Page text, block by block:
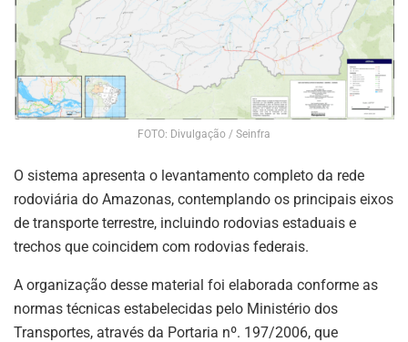
FOTO: Divulgação / Seinfra
O sistema apresenta o levantamento completo da rede
rodoviária do Amazonas, contemplando os principais eixos
de transporte terrestre, incluindo rodovias estaduais e
trechos que coincidem com rodovias federais.
A organização desse material foi elaborada conforme as
normas técnicas estabelecidas pelo Ministério dos
Transportes, através da Portaria nº. 197/2006, que